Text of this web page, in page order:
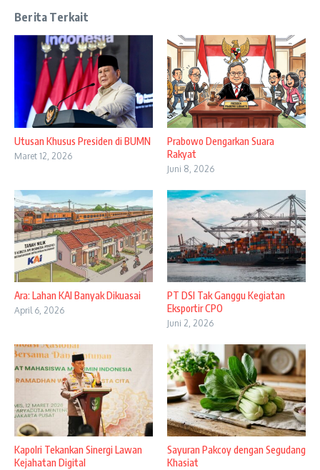
Berita Terkait
Utusan Khusus Presiden di BUMN
Maret 12, 2026
Prabowo Dengarkan Suara
Rakyat
Juni 8, 2026
Ara: Lahan KAI Banyak Dikuasai
April 6, 2026
PT DSI Tak Ganggu Kegiatan
Eksportir CPO
Juni 2, 2026
Kapolri Tekankan Sinergi Lawan
Kejahatan Digital
Sayuran Pakcoy dengan Segudang
Khasiat